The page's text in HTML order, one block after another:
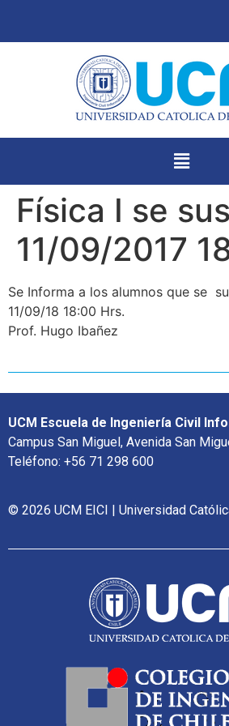
Física I se
11/09/2017
Se Informa a los alumnos que se
11/09/18 18:00 Hrs.
Prof. Hugo Ibañez
UCM Escuela de Ingeniería Civil
Campus San Miguel, Avenida San
Teléfono: +56 71 298 600
© 2026 UCM EICI | Universidad